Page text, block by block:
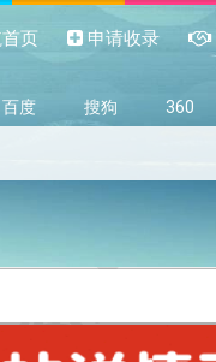
页 申请收录
百度 搜狗 360